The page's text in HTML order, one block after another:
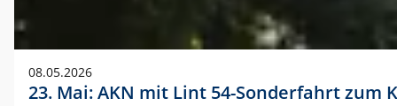
08.05.2026
23. Mai: AKN mit Lint 54-Sonderfahrt